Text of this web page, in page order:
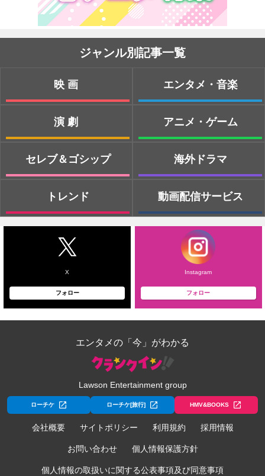
ジャンル別記事一覧
映画
演劇
セレブ＆ゴシップ
トレンド
エンタメ・音楽
アニメ・ゲーム
海外ドラマ
動画配信サービス
X
フォロー
Instagram
フォロー
エンタメの「今」がわかる
Lawson Entertainment group
ローチケ ローチケ[旅行] HMV&BOOKS
会社概要 サイトポリシー 利用規約 採用情報
お問い合わせ 個人情報保護方針
個人情報の取扱いに関する公表事項及び同意事項